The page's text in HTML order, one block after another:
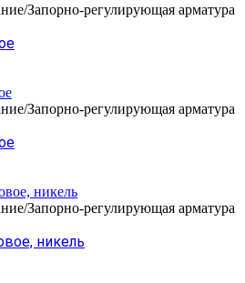
Запорно-регулирующая арматура
Запорно-регулирующая арматура
Запорно-регулирующая арматура
никель